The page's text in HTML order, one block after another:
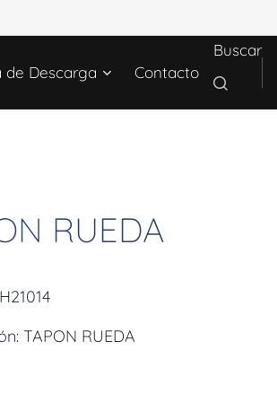
de Descarga Contacto
Buscar
RUEDA
TAPON RUEDA